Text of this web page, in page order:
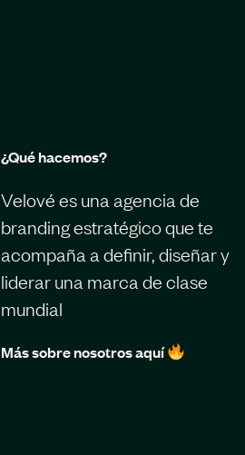
¿Qué hacemos?
Velové es una agencia de
branding estratégico que te
acompaña a definir, diseñar y
liderar una marca de clase
mundial
Más sobre nosotros aquí